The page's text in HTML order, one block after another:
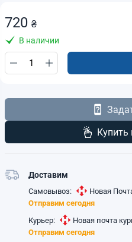
720 ₴
В наличии
Купить
Доставим
Самовывоз:
Новая
Отправим сегодня
Курьер:
Новая почта
Отправим сегодня